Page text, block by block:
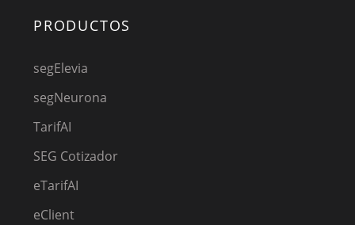
PRODUCTOS
segElevia
segNeurona
TarifAI
SEG Cotizador
eTarifAI
eClient